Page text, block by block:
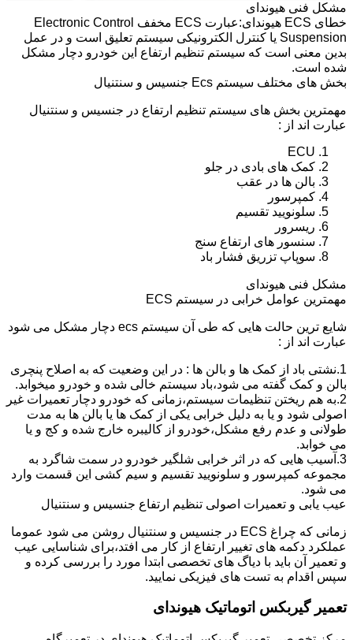
مشکل فنی هیوندای
خطای ECS هیوندای:عبارت ECS مخفف Electronic Control
Suspension یا کنترل الکترونیکی سیستم تعلیق است و در عمل
بدین معنی است که سیستم تنظیم ارتفاع این خودرو دچار مشکل
شده است.
بخش های مختلف سیستم Ecs جنسیس و سنتنیال
مهمترین بخش های سیستم تنظیم ارتفاع در جنسیس و سنتنیال
عبارت اند از :
ECU
کمک های بادی در جلو
بالن ها در عقب
کمپرسور
سلونویید تقسیم
ریسرور
سنسور های ارتفاع سنج
سوپاپ تزریق فشار باد
مشکل فنی هیوندای
مهمترین عوامل خرابی در سیستم ECS
شایع ترین حالت هایی که طی آن سیستم ecs دچار مشکل می شود
عبارت اند از :
1.نشتی باد از کمک ها و بالن ها : در این وضعیت که به اصلاح پنچری
بالن و کمک گفته می شود،باد سیستم خالی شده و خودرو میخوابد.
2.به هم ریختن تنظیمات سیستم،زمانی که خودرو دچار تعمیرات غیر
اصولی شود و یا به دلیل خرابی یکی از کمک ها یا بالن ها به مدت
طولانی و عدم رفع مشکل،خودرو از کالیبره خارج شده و کج و یا
می خوابد.
3.آسیب هایی که در اثر خرابی شلگیر خودرو در سمت شاگرد به
مجموعه کمپرسور و سلونویید تقسیم و سیم کشی این قسمت وارد
می شود.
عیب یابی و تعمیرات اصولی تنظیم ارتفاع جنسیس و سنتنیال
زمانی که چراغ ECS در جنسیس و سنتنیال روشن می شود عموما
عملکرد دکمه های تغییر ارتفاع از کار می افتد،برای شناسایی عیب
و تعمیر آن باید با دیاگ های تخصصی ابتدا مورد را بررسی کرده و
سپس اقدام به تست های فیزیکی نمایید.
تعمیر گیربکس اتوماتیک هیوندای